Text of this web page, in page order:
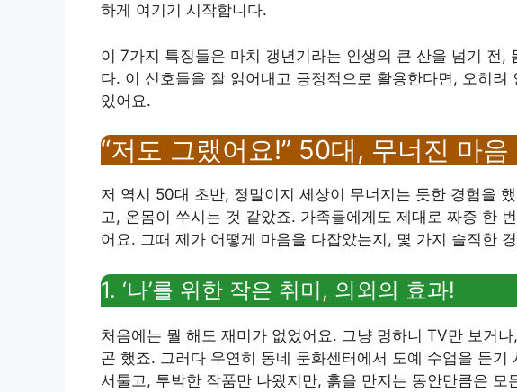
하게 여기기 시작합니다.
이 7가지 특징들은 마치 갱년기라는 인생의 큰 산을 넘기 전,
다. 이 신호들을 잘 읽어내고 긍정적으로 활용한다면, 오히려
있어요.
“저도 그랬어요!” 50대, 무너진 마음
저 역시 50대 초반, 정말이지 세상이 무너지는 듯한 경험을
고, 온몸이 쑤시는 것 같았죠. 가족들에게도 제대로 짜증 한
어요. 그때 제가 어떻게 마음을 다잡았는지, 몇 가지 솔직한
1. ‘나’를 위한 작은 취미, 의외의 효과!
처음에는 뭘 해도 재미가 없었어요. 그냥 멍하니 TV만 보거
곤 했죠. 그러다 우연히 동네 문화센터에서 도예 수업을 듣기
서툴고, 투박한 작품만 나왔지만, 흙을 만지는 동안만큼은 모